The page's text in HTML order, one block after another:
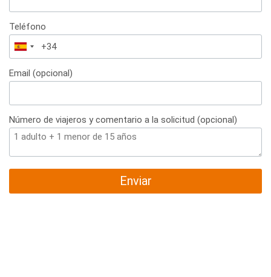
Teléfono
España
+34
Email (opcional)
Número de viajeros y comentario a la solicitud (opcional)
Enviar